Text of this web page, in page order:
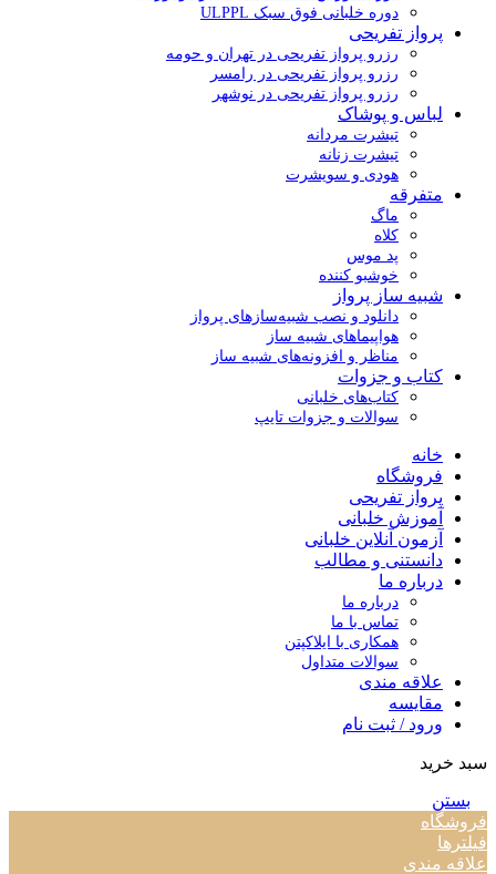
دوره خلبانی فوق سبک ULPPL
پرواز تفریحی
رزرو پرواز تفریحی در تهران و حومه
رزرو پرواز تفریحی در رامسر
رزرو پرواز تفریحی در نوشهر
لباس و پوشاک
تیشرت مردانه
تیشرت زنانه
هودی و سویشرت
متفرقه
ماگ
کلاه
پد موس
خوشبو کننده
شبیه ساز پرواز
دانلود و نصب شبیه‌سازهای پرواز
هواپیماهای شبیه ساز
مناظر و افزونه‌های شبیه ساز
کتاب و جزوات
کتاب‌های خلبانی
سوالات و جزوات تایپ
خانه
فروشگاه
پرواز تفریحی
آموزش خلبانی
آزمون آنلاین خلبانی
دانستنی و مطالب
درباره ما
درباره ما
تماس با ما
همکاری با ایلاکپتن
سوالات متداول
علاقه مندی
مقایسه
ورود / ثبت نام
سبد خرید
بستن
فروشگاه
فیلترها
علاقه مندی